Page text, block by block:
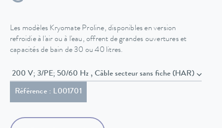
Les modèles Kryomate Proline, disponibles en version
refroidie à l'air ou à l'eau, offrent de grandes ouvertures et
capacités de bain de 30 ou 40 litres.
200 V; 3/PE; 50/60 Hz , Câble secteur sans fiche (HAR)
Référence : L001701